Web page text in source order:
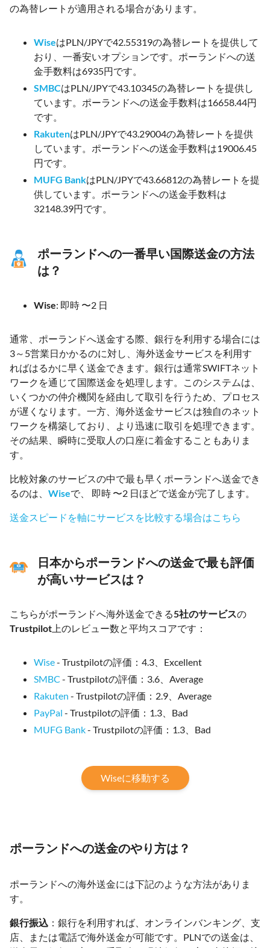
の為替レートが適用される場合があります。
WiseはPLN/JPYで42.55319の為替レートを提供して
おり、一番安いオプションです。ポーランドへの送
金手数料は6935円です。
SMBCはPLN/JPYで43.10345の為替レートを提供し
ています。ポーランドへの送金手数料は16658.44円
です。
RakutenはPLN/JPYで43.29004の為替レートを提供
しています。ポーランドへの送金手数料は19006.45
円です。
MUFG BankはPLN/JPYで43.66812の為替レートを提
供しています。ポーランドへの送金手数料は
32148.39円です。
ポーランドへの一番早い国際送金の方法
は？
Wise: 即時 〜2 日
通常、ポーランドへ送金する際、銀行を利用する場合には
3～5営業日かかるのに対し、海外送金サービスを利用す
ればはるかに早く送金できます。銀行は通常SWIFTネット
ワークを通じて国際送金を処理します。このシステムは、
いくつかの仲介機関を経由して取引を行うため、プロセス
が遅くなります。一方、海外送金サービスは独自のネット
ワークを構築しており、より迅速に取引を処理できます。
その結果、瞬時に受取人の口座に着金することもありま
す。
比較対象のサービスの中で最も早くポーランドへ送金でき
るのは、 Wiseで、 即時 〜2 日ほどで送金が完了します。
送金スピードを軸にサービスを比較する場合はこちら
日本からポーランドへの送金で最も評価
が高いサービスは？
こちらがポーランドへ海外送金できる5社のサービスの
Trustpilot 上のレビュー数と平均スコアです：
Wise- Trustpilotの評価：4.3、Excellent
SMBC - Trustpilotの評価：3.6、Average
Rakuten - Trustpilotの評価：2.9、Average
PayPal - Trustpilotの評価：1.3、Bad
MUFG Bank- Trustpilotの評価：1.3、Bad
Wiseに移動する
ポーランドへの送金のやり方は？
ポーランドへの海外送金には下記のような方法がありま
す。
銀行振込 ：銀行を利用すれば、オンラインバンキング、支
店、または電話で海外送金が可能です。PLNでの送金は、